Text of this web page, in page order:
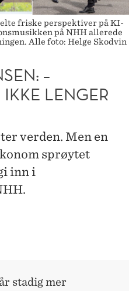
friske perspektiver på KI-
på NHH allerede
Alle foto: Helge Skodvin
–
LENGER
verden. Men en
sprøytet
inn i
stadig mer